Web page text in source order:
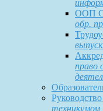
ООП
обр.
право
техникумом